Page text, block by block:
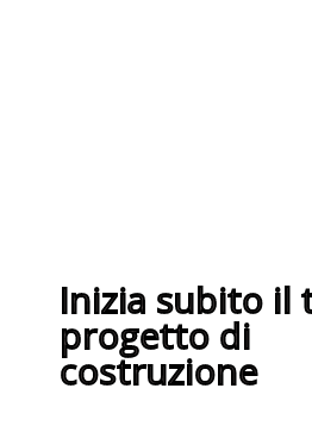
Inizia subito il
progetto di
costruzione